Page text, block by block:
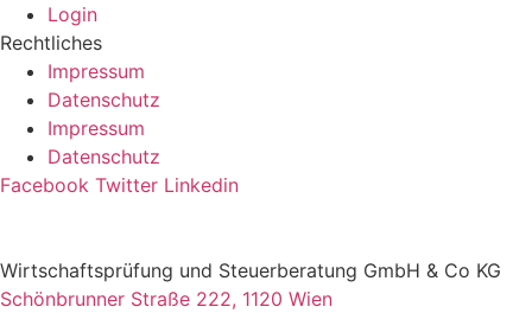
Login
Rechtliches
Impressum
Datenschutz
Impressum
Datenschutz
Facebook Twitter Linkedin
Wirtschaftsprüfung und Steuerberatung GmbH & Co KG
Schönbrunner Straße 222, 1120 Wien